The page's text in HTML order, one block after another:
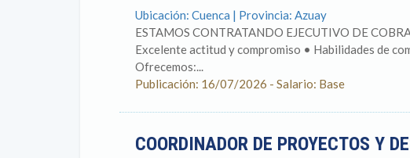
Ubicación: Cuenca | Provincia: Azuay
ESTAMOS CONTRATANDO EJECUTIVO DE
⁠Excelente actitud y compromiso •⁠ ⁠Habilidades de
Ofrecemos:...
Publicación: 16/07/2026 - Salario: Base
COORDINADOR DE PROYECTOS Y